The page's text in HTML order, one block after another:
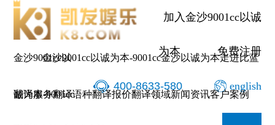
加入金沙9001cc以诚
为本 免费注册
400-8633-580 english
金沙9001cc以
诚为本-9001cc
金沙9001cc以诚为本-9001cc金沙以诚为本走进比蓝
翻译服务翻译语种翻译报价翻译领域新闻资讯客户案例